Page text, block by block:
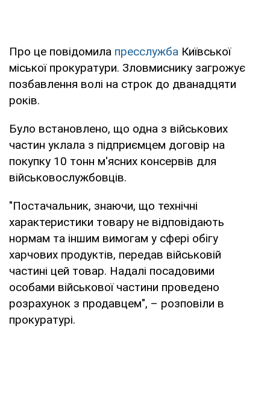
Про це повідомила пресслужба Київської
міської прокуратури. Зловмиснику загрожує
позбавлення волі на строк до дванадцяти
років.
Було встановлено, що одна з військових
частин уклала з підприємцем договір на
покупку 10 тонн м'ясних консервів для
військовослужбовців.
"Постачальник, знаючи, що технічні
характеристики товару не відповідають
нормам та іншим вимогам у сфері обігу
харчових продуктів, передав військовій
частині цей товар. Надалі посадовими
особами військової частини проведено
розрахунок з продавцем", – розповіли в
прокуратурі.